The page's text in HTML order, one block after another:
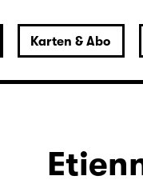
Karten & Abo